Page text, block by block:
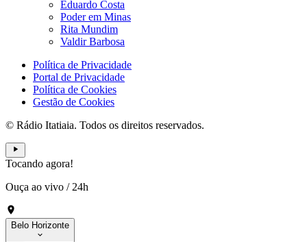
Eduardo Costa
Poder em Minas
Rita Mundim
Valdir Barbosa
Política de Privacidade
Portal de Privacidade
Política de Cookies
Gestão de Cookies
© Rádio Itatiaia. Todos os direitos reservados.
Tocando agora!
Ouça ao vivo / 24h
Belo Horizonte